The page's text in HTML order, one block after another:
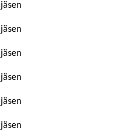
jäsen
jäsen
jäsen
jäsen
jäsen
jäsen